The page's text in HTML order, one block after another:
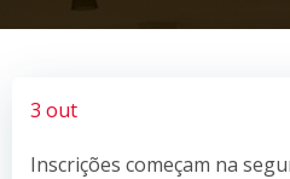
3 out
Inscrições começam na